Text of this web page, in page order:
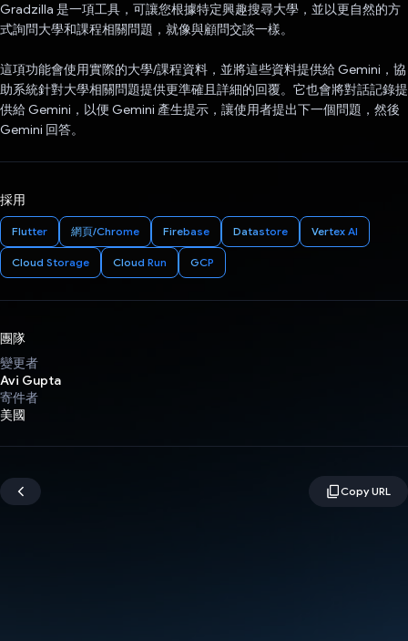
Gradzilla 是一項工具，可讓您根據特定興趣搜尋大學，並以更自然的方
式詢問大學和課程相關問題，就像與顧問交談一樣。
這項功能會使用實際的大學/課程資料，並將這些資料提供給 Gemini，協
助系統針對大學相關問題提供更準確且詳細的回覆。它也會將對話記錄提
供給 Gemini，以便 Gemini 產生提示，讓使用者提出下一個問題，然後
Gemini 回答。
採用
Flutter 網頁/Chrome Firebase Datastore Vertex AI
Cloud Storage Cloud Run GCP
團隊
變更者
Avi Gupta
寄件者
美國